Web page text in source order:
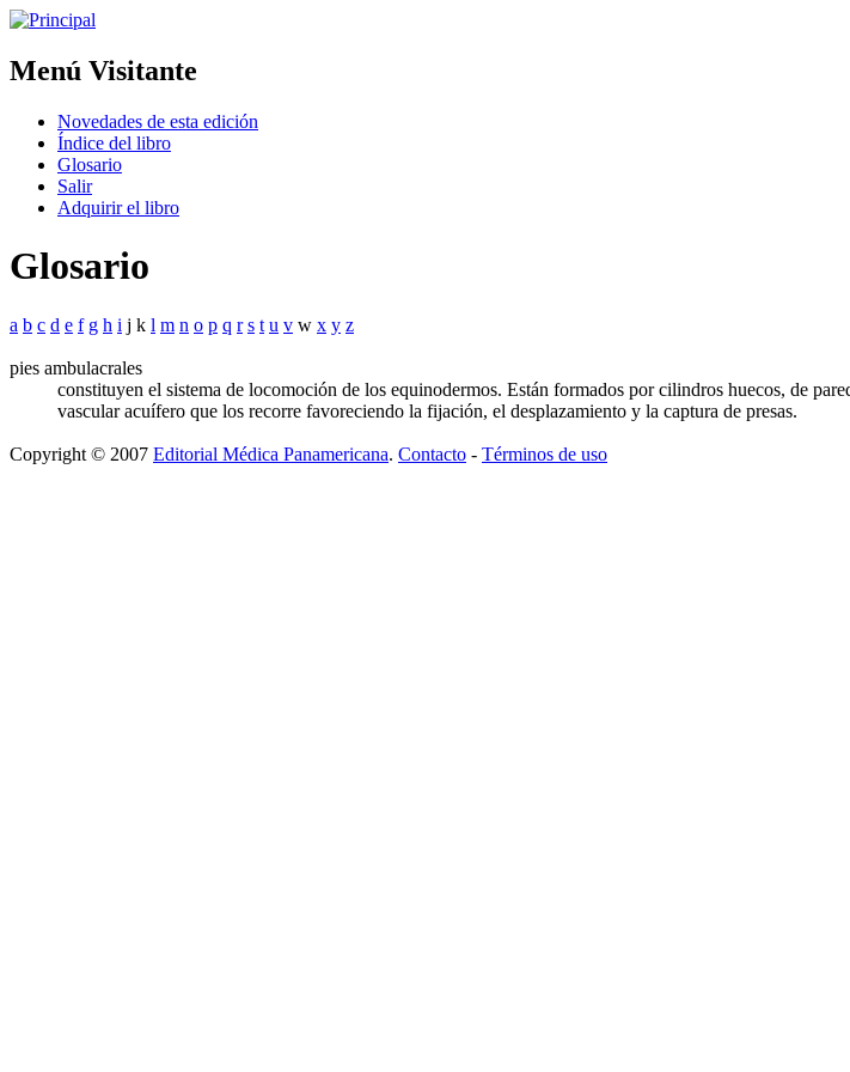
Menú Visitante
Novedades de esta edición
Índice del libro
Glosario
Salir
Adquirir el libro
Glosario
a b c d e f g h i j k l m n o p q r s t u v w x y z
pies ambulacrales
constituyen el sistema de locomoción de los equinodermos. Están formados por cilindros huecos, de
vascular acuífero que los recorre favoreciendo la fijación, el desplazamiento y la captura de presas.
Copyright © 2007 Editorial Médica Panamericana. Contacto - Términos de uso